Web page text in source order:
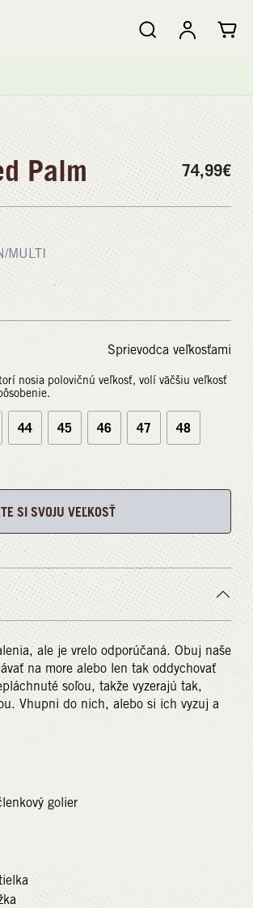
Palm 74,99€
MULTI
Sprievodca veľkosťami
nosia polovičnú veľkosť, volí väčšiu veľkosť
44 45 46 47 48
SI SVOJU VEĽKOSŤ
ale je vrelo odporúčaná. Obuj naše
na more alebo len tak oddychovať
soľou, takže vyzerajú tak,
Vhupni do nich, alebo si ich vyzuj a
golier